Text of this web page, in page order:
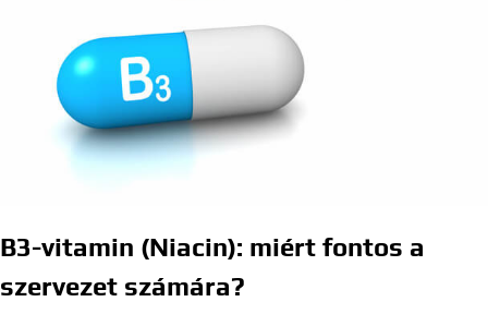
B3-vitamin (Niacin): miért fontos a
szervezet számára?